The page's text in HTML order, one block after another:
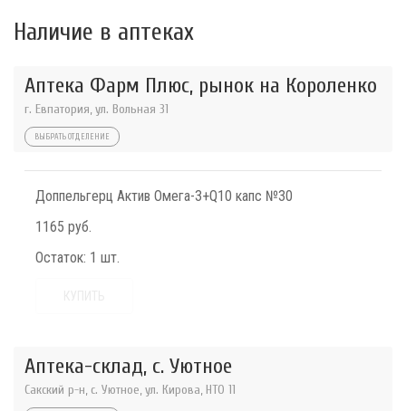
Наличие в аптеках
Аптека Фарм Плюс, рынок на Короленко
г. Евпатория, ул. Вольная 31
ВЫБРАТЬ ОТДЕЛЕНИЕ
Доппельгерц Актив Омега-3+Q10 капс №30
1165 руб.
Остаток: 1 шт.
Аптека-склад, с. Уютное
Сакский р-н, с. Уютное, ул. Кирова, НТО 11